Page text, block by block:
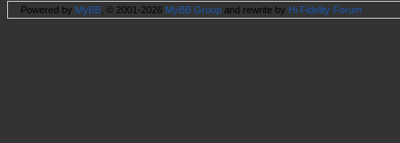
Powered by MyBB , © 2001-2026 MyBB Group and rewrite by Hi Fidelity Forum